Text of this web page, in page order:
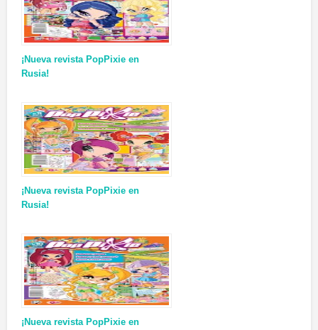
¡Nueva revista PopPixie en
Rusia!
¡Nueva revista PopPixie en
Rusia!
¡Nueva revista PopPixie en